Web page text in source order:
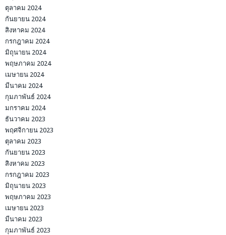
ตุลาคม 2024
กันยายน 2024
สิงหาคม 2024
กรกฎาคม 2024
มิถุนายน 2024
พฤษภาคม 2024
เมษายน 2024
มีนาคม 2024
กุมภาพันธ์ 2024
มกราคม 2024
ธันวาคม 2023
พฤศจิกายน 2023
ตุลาคม 2023
กันยายน 2023
สิงหาคม 2023
กรกฎาคม 2023
มิถุนายน 2023
พฤษภาคม 2023
เมษายน 2023
มีนาคม 2023
กุมภาพันธ์ 2023